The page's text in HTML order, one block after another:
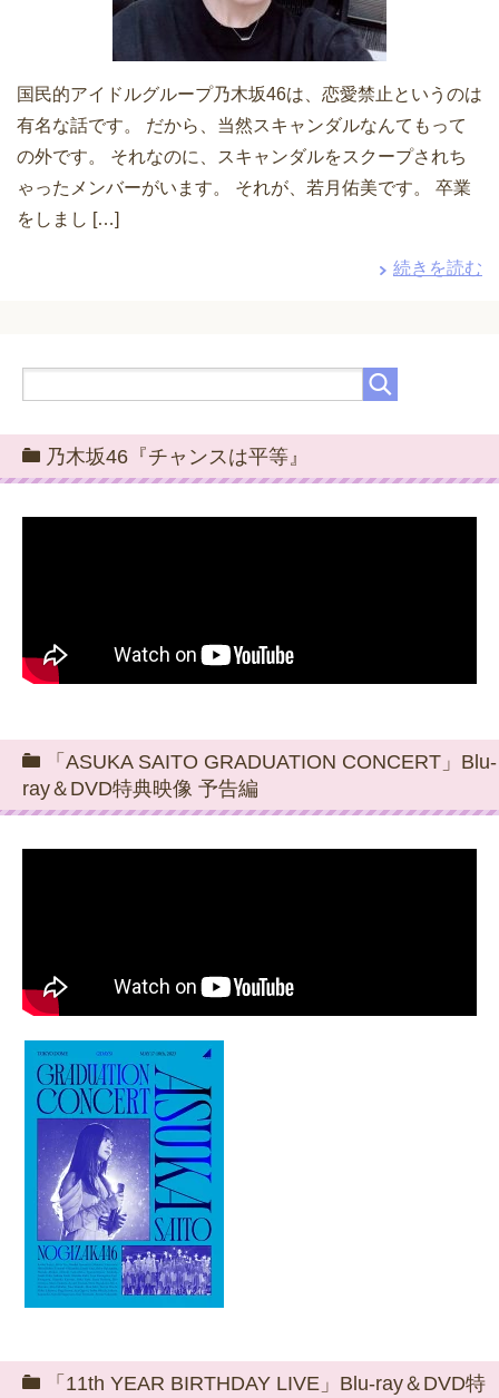
国民的アイドルグループ乃木坂46は、恋愛禁止というのは
有名な話です。 だから、当然スキャンダルなんてもって
の外です。 それなのに、スキャンダルをスクープされち
ゃったメンバーがいます。 それが、若月佑美です。 卒業
をしまし […]
続きを読む
乃木坂46『チャンスは平等』
「ASUKA SAITO GRADUATION CONCERT」Blu-
ray＆DVD特典映像 予告編
「11th YEAR BIRTHDAY LIVE」Blu-ray＆DVD特